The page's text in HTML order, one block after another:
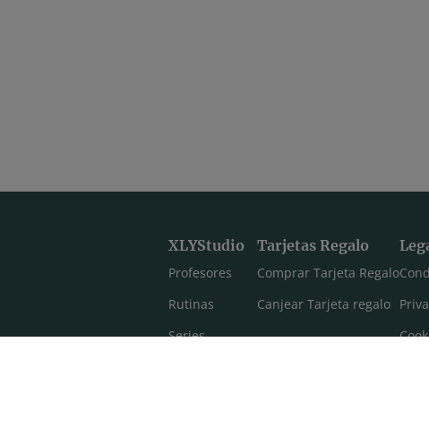
XLYStudio
Profesores
Rutinas
Series
Tarjetas Regalo
Comprar Tarjeta Regalo
Canjear Tarjeta regalo